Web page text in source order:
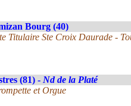
Bourg (40)
Titulaire Ste Croix Daurade -
(81) - Nd de la Platé
et Orgue